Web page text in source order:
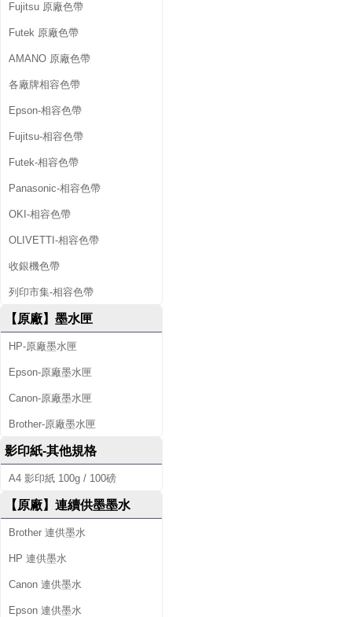
Fujitsu 原廠色帶
Futek 原廠色帶
AMANO 原廠色帶
各廠牌相容色帶
Epson-相容色帶
Fujitsu-相容色帶
Futek-相容色帶
Panasonic-相容色帶
OKI-相容色帶
OLIVETTI-相容色帶
收銀機色帶
列印市集-相容色帶
【原廠】墨水匣
HP-原廠墨水匣
Epson-原廠墨水匣
Canon-原廠墨水匣
Brother-原廠墨水匣
影印紙-其他規格
A4 影印紙 100g / 100磅
【原廠】連續供墨墨水
Brother 連供墨水
HP 連供墨水
Canon 連供墨水
Epson 連供墨水